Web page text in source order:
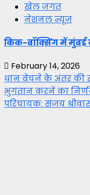
खेल जगत
नेशनल न्यूज़
किक-बॉक्सिंग में मुंबई
February 14, 2026
धान बेचने के अंतर की
भुगतान करने का
परिचायक: संजय